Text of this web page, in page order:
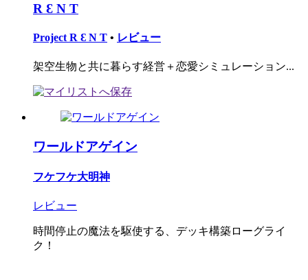
R Ɛ N T
Project R Ɛ N T • レビュー
架空生物と共に暮らす経営＋恋愛シミュレーション...
ワールドアゲイン
フケフケ大明神
レビュー
時間停止の魔法を駆使する、デッキ構築ローグライ
ク！